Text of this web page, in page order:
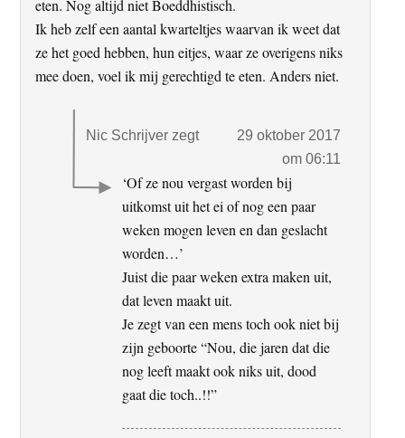
eten. Nog altijd niet Boeddhistisch.
Ik heb zelf een aantal kwarteltjes waarvan ik weet dat
ze het goed hebben, hun eitjes, waar ze overigens niks
mee doen, voel ik mij gerechtigd te eten. Anders niet.
Nic Schrijver zegt
29 oktober 2017
om 06:11
‘Of ze nou vergast worden bij
uitkomst uit het ei of nog een paar
weken mogen leven en dan geslacht
worden…’
Juist die paar weken extra maken uit,
dat leven maakt uit.
Je zegt van een mens toch ook niet bij
zijn geboorte “Nou, die jaren dat die
nog leeft maakt ook niks uit, dood
gaat die toch..!!”